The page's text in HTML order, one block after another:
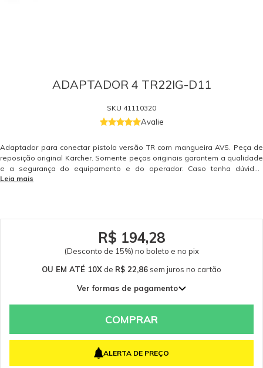
ADAPTADOR 4 TR22IG-D11
SKU 41110320
Avalie
Adaptador para conectar pistola versão TR com mangueira AVS. Peça de
reposição original Kärcher. Somente peças originais garantem a qualidade
e a segurança do equipamento e do operador. Caso tenha dúvidas
consulte-nos: (19) 99768-0711.
Leia mais
R$ 194,28
(Desconto de 15%) no boleto e no pix
OU EM ATÉ 10X de R$ 22,86 sem juros no cartão
Ver formas de pagamento
2x de R$ 114,28 sem juros
5x de R$ 45,71 sem juros
COMPRAR
ALERTA DE PREÇO